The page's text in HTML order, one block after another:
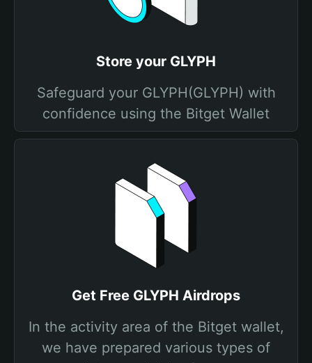
Store your GLYPH
Safeguard your GLYPH(GLYPH) with
confidence using the Bitget Wallet
Get Free GLYPH Airdrops
In the activity area of the Bitget wallet,
we have prepared various types of